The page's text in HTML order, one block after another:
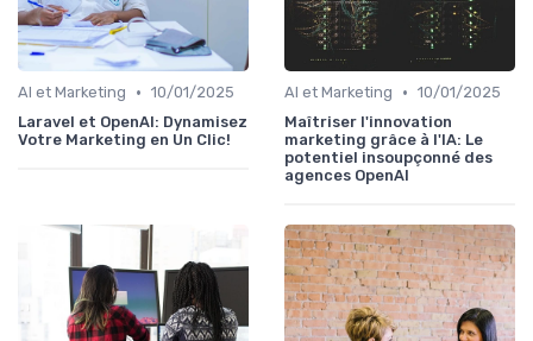
AI et Marketing • 10/01/2025
Laravel et OpenAI: Dynamisez
Votre Marketing en Un Clic!
AI et Marketing • 10/01/2025
Maîtriser l'innovation
marketing grâce à l'IA: Le
potentiel insoupçonné des
agences OpenAI